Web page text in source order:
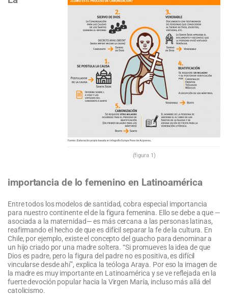
(figura 1)
importancia de lo femenino en Latinoamérica
Entre todos los modelos de santidad, cobra especial importancia
para nuestro continente el de la figura femenina. Ello se debe a que —
asociada a la maternidad— es más cercana a las personas latinas,
reafirmando el hecho de que es difícil separar la fe de la cultura. En
Chile, por ejemplo, existe el concepto del guacho para denominar a
un hijo criado por una madre soltera. “Si promueves la idea de que
Dios es padre, pero la figura del padre no es positiva, es difícil
vincularse desde ahí”, explica la teóloga Araya. Por eso la imagen de
la madre es muy importante en Latinoamérica y se ve reflejada en la
fuerte devoción popular hacia la Virgen María, incluso más allá del
catolicismo.